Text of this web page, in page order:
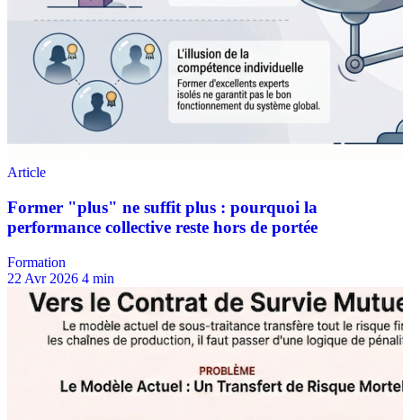
Formation
22 Avr 2026 4 min